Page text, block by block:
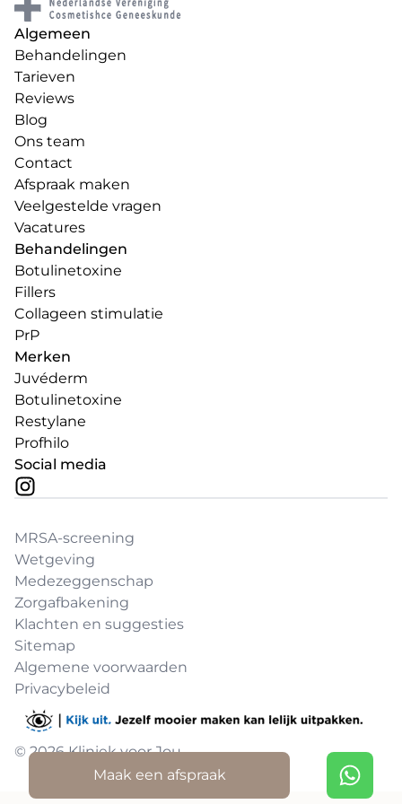
Algemeen
Behandelingen
Tarieven
Reviews
Blog
Ons team
Contact
Afspraak maken
Veelgestelde vragen
Vacatures
Behandelingen
Botulinetoxine
Fillers
Collageen stimulatie
PrP
Merken
Juvéderm
Botulinetoxine
Restylane
Profhilo
Social media
MRSA-screening
Wetgeving
Medezeggenschap
Zorgafbakening
Klachten en suggesties
Sitemap
© 2026 Kliniek voor Jou
Algemene voorwaarden
Privacybeleid
Maak een afspraak